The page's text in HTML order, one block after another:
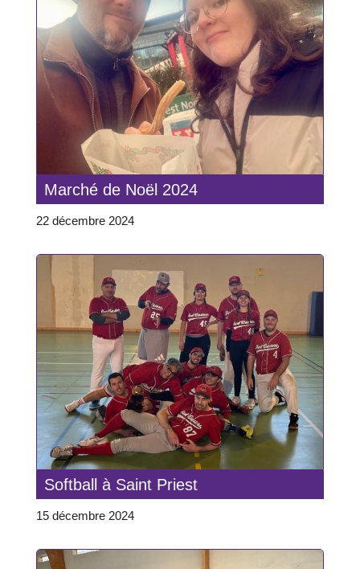
Marché de Noël 2024
22 décembre 2024
Softball à Saint Priest
15 décembre 2024